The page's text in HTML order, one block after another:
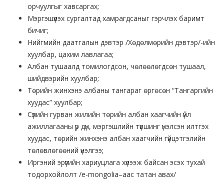
орчуулгыг хавсаргах;
Мэргэшүүлэх сургалтад хамрагдсаныг гэрчлэх баримт
бичиг;
Нийгмийн даатгалын дэвтэр /Хөдөлмөрийн дэвтэр/-ийн
хуулбар, цахим лавлагаа;
Албан тушаалд томилогдсон, чөлөөлөгдсөн тушаал,
шийдвэрийн хуулбар;
Төрийн жинхэнэ албаны тангараг өргөсөн “Тангаргийн
хуудас” хуулбар;
Сүүлийн гурван жилийн төрийн албан хаагчийн үйл
ажиллагааны үр дүн, мэргэшлийн түвшинг үнэлсэн илтгэх
хуудас, төрийн жинхэнэ албан хаагчийн гүйцэтгэлийн
төлөвлөгөөний үнэлгээ;
Иргэний эрүүгийн хариуцлага хүлээж байсан эсэх тухай
тодорхойлолт /e-mongolia–аас татан авах/